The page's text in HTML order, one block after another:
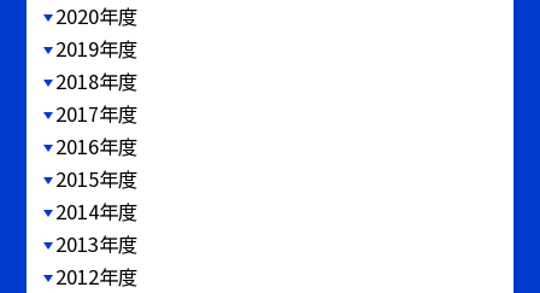
2020年度
2019年度
2018年度
2017年度
2016年度
2015年度
2014年度
2013年度
2012年度